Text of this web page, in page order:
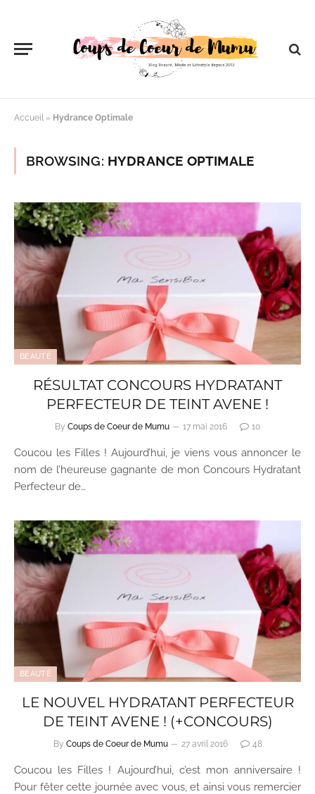
Accueil » Hydrance Optimale
BROWSING: HYDRANCE OPTIMALE
BEAUTÉ
RÉSULTAT CONCOURS HYDRATANT
PERFECTEUR DE TEINT AVENE !
By Coups de Coeur de Mumu 17 mai 2016 10
Coucou les Filles ! Aujourd’hui, je viens vous annoncer le
nom de l’heureuse gagnante de mon Concours Hydratant
Perfecteur de…
BEAUTÉ
LE NOUVEL HYDRATANT PERFECTEUR
DE TEINT AVENE ! (+CONCOURS)
By Coups de Coeur de Mumu 27 avril 2016 48
Coucou les Filles ! Aujourd’hui, c’est mon anniversaire !
Pour fêter cette journée avec vous, et ainsi vous remercier